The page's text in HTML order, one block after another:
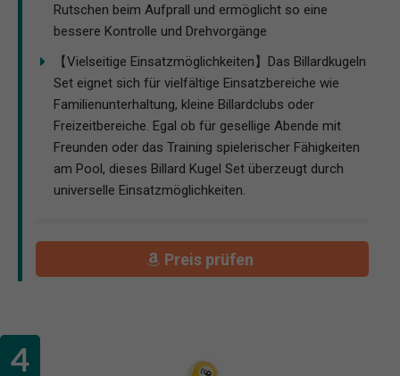
Rutschen beim Aufprall und ermöglicht so eine
bessere Kontrolle und Drehvorgänge
【Vielseitige Einsatzmöglichkeiten】Das Billardkugeln
Set eignet sich für vielfältige Einsatzbereiche wie
Familienunterhaltung, kleine Billardclubs oder
Freizeitbereiche. Egal ob für gesellige Abende mit
Freunden oder das Training spielerischer Fähigkeiten
am Pool, dieses Billard Kugel Set überzeugt durch
universelle Einsatzmöglichkeiten.
Preis prüfen